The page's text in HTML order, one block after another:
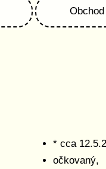
Obchod
* cca
očkovaný,